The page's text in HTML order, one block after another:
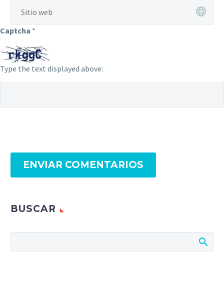
Captcha *
Type the text displayed above:
ENVIAR COMENTARIOS
BUSCAR